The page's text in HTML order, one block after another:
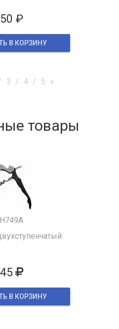
₽
В КОРЗИНУ
3 4 5 »
товары
В КОРЗИНУ